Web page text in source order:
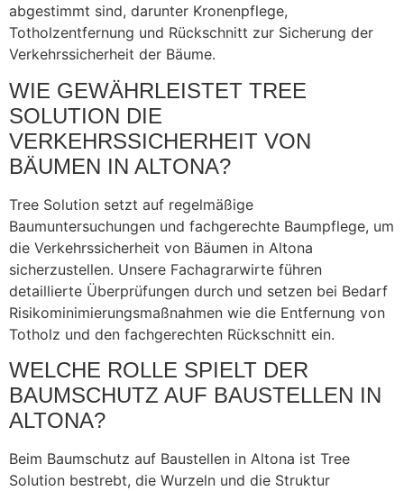
abgestimmt sind, darunter Kronenpflege,
Totholzentfernung und Rückschnitt zur Sicherung der
Verkehrssicherheit der Bäume.
WIE GEWÄHRLEISTET TREE
SOLUTION DIE
VERKEHRSSICHERHEIT VON
BÄUMEN IN ALTONA?
Tree Solution setzt auf regelmäßige
Baumuntersuchungen und fachgerechte Baumpflege, um
die Verkehrssicherheit von Bäumen in Altona
sicherzustellen. Unsere Fachagrarwirte führen
detaillierte Überprüfungen durch und setzen bei Bedarf
Risikominimierungsmaßnahmen wie die Entfernung von
Totholz und den fachgerechten Rückschnitt ein.
WELCHE ROLLE SPIELT DER
BAUMSCHUTZ AUF BAUSTELLEN IN
ALTONA?
Beim Baumschutz auf Baustellen in Altona ist Tree
Solution bestrebt, die Wurzeln und die Struktur